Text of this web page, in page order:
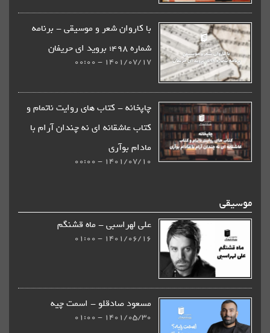
با کاروان شعر و موسیقی - برنامه
شماره 498؛ بروید ای حریفان
1401/07/17 - 00:00
چاپخانه - كتاب های روایت ناتمام و
کتاب عاشقانه ای نه چندان آرام با
مادام بوآری
1401/07/10 - 00:00
موسیقی
علی لهراسبی - ماه قشنگم
1401/06/16 - 01:00
مسعود صادقلو - اسمت چیه
1401/05/30 - 01:00